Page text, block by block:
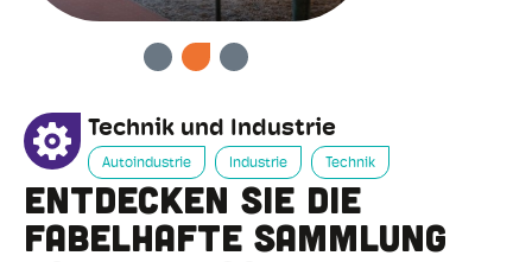
VORHERIGE
WEITER
Technik und Industrie
Autoindustrie Industrie Technik
Entdecken Sie die
fabelhafte Sammlung